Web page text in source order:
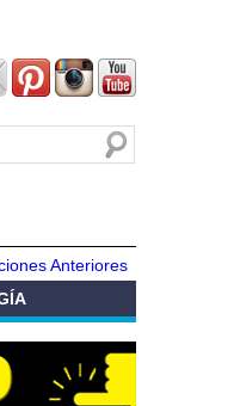
Anteriores